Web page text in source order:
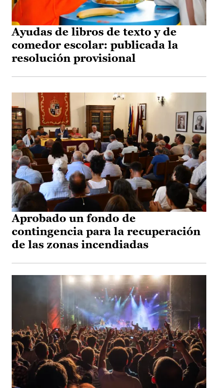
Ayudas de libros de texto y de
comedor escolar: publicada la
resolución provisional
Aprobado un fondo de
contingencia para la recuperación
de las zonas incendiadas